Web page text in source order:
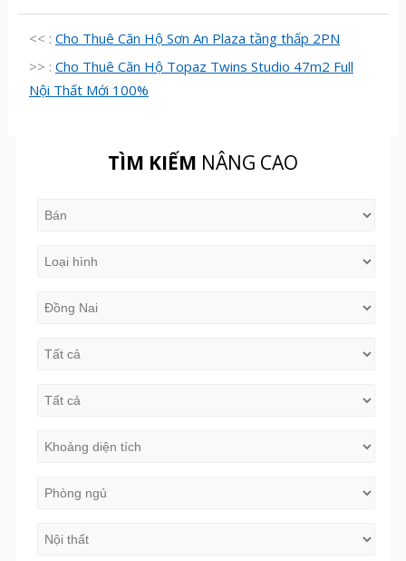
<< : Cho Thuê Căn Hộ Sơn An Plaza tầng thấp 2PN
>> : Cho Thuê Căn Hộ Topaz Twins Studio 47m2 Full
Nội Thất Mới 100%
TÌM KIẾM NÂNG CAO